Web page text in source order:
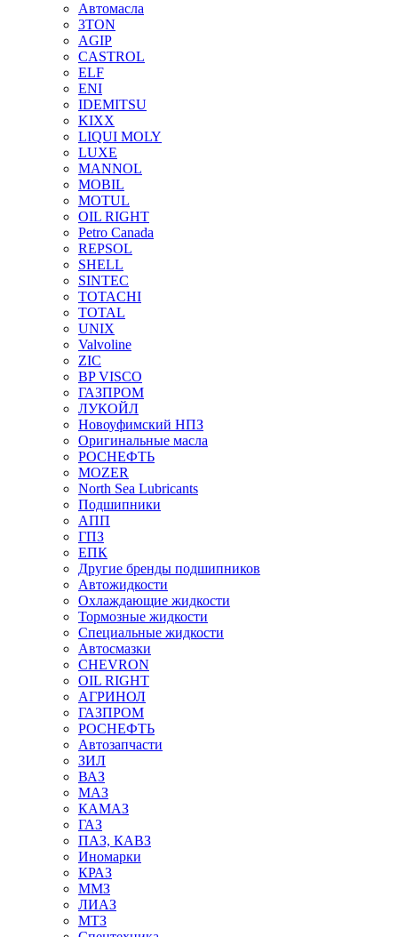
Автомасла
3TON
AGIP
CASTROL
ELF
ENI
IDEMITSU
KIXX
LIQUI MOLY
LUXE
MANNOL
MOBIL
MOTUL
OIL RIGHT
Petro Canada
REPSOL
SHELL
SINTEC
TOTACHI
TOTAL
UNIX
Valvoline
ZIC
BP VISCO
ГАЗПРОМ
ЛУКОЙЛ
Новоуфимский НПЗ
Оригинальные масла
РОСНЕФТЬ
MOZER
North Sea Lubricants
Подшипники
АПП
ГПЗ
ЕПК
Другие бренды подшипников
Автожидкости
Охлаждающие жидкости
Тормозные жидкости
Специальные жидкости
Автосмазки
CHEVRON
OIL RIGHT
АГРИНОЛ
ГАЗПРОМ
РОСНЕФТЬ
Автозапчасти
ЗИЛ
ВАЗ
МАЗ
КАМАЗ
ГАЗ
ПАЗ, КАВЗ
Иномарки
КРАЗ
ММЗ
ЛИАЗ
МТЗ